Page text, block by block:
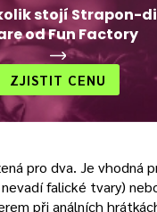
stojí Strapon-
od Fun Factory
ZJISTIT CENU
pro dva. Je vhodná
falické tvary)
při análních